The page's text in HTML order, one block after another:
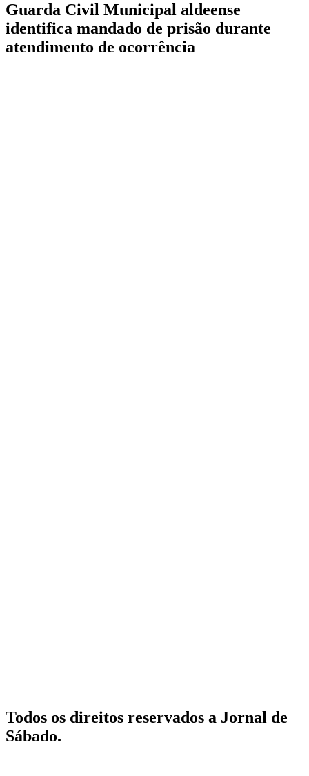
Guarda Civil Municipal aldeense
identifica mandado de prisão durante
atendimento de ocorrência
Todos os direitos reservados a Jornal de
Sábado.